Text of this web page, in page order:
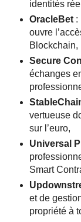
identités
OracleBet:
ouvre
Blockchain,
Secure
échanges
vertueuse
sur l’euro,
Universal
Smart
et de
propriété à